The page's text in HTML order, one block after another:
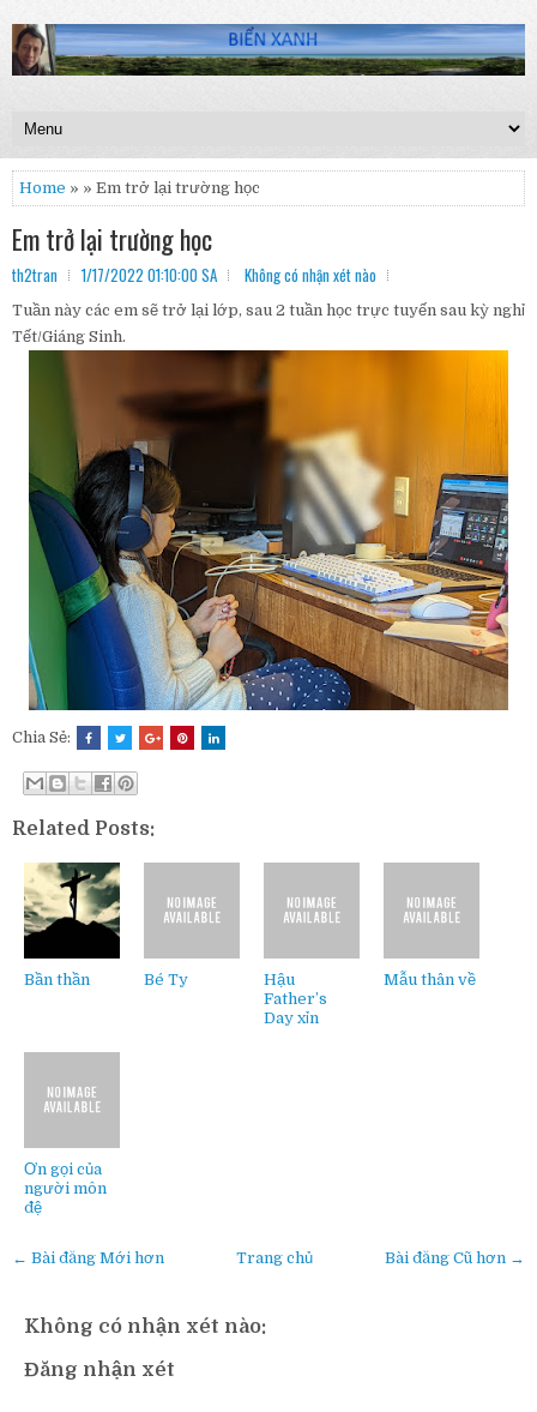
Home » » Em trở lại trường học
Em trở lại trường học
th2tran 1/17/2022 01:10:00 SA Không có nhận xét nào
Tuần này các em sẽ trở lại lớp, sau 2 tuần học trực tuyến sau kỳ nghỉ
Tết/Giáng Sinh.
Chia Sẻ:
Related Posts:
Bần thần Bé Ty
Hậu
Father’s
Day xỉn
Mẫu thân về
Ơn gọi của
người môn
đệ
← Bài đăng Mới hơn Bài đăng Cũ hơn →
Trang chủ
Không có nhận xét nào:
Đăng nhận xét